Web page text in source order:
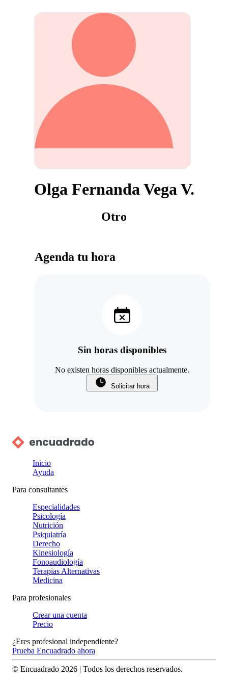
Olga Fernanda Vega V.
Otro
Agenda tu hora
Sin horas disponibles
No existen horas disponibles actualmente.
Solicitar hora
Inicio
Ayuda
Para consultantes
Especialidades
Psicología
Nutrición
Psiquiatría
Derecho
Kinesiología
Fonoaudiología
Terapias Alternativas
Medicina
Para profesionales
Crear una cuenta
Precio
¿Eres profesional independiente?
Prueba Encuadrado ahora
© Encuadrado 2026 | Todos los derechos reservados.